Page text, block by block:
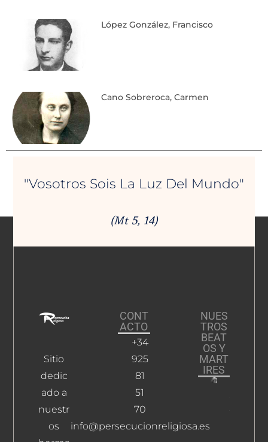
López González, Francisco
Cano Sobreroca, Carmen
"Vosotros Sois La Luz Del Mundo"
(Mt 5, 14)
Sitio
dedic
ado a
nuestr
os
CONT
ACTO
+34
925
81
51
70
info@persecucionreligiosa.es
NUES
TROS
BEAT
OS Y
MART
IRES